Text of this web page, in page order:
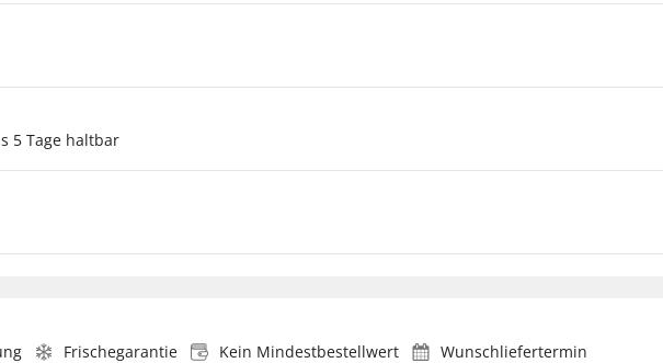
5 Tage haltbar
Frischegarantie Kein Mindestbestellwert Wunschliefertermin